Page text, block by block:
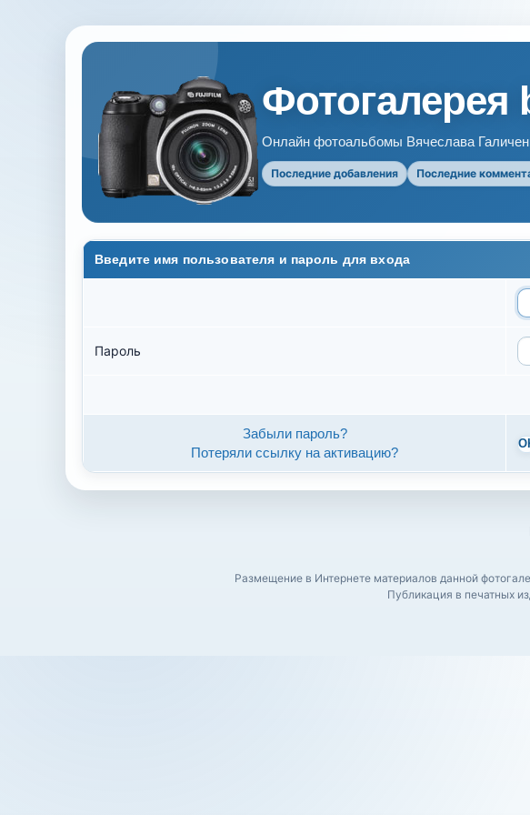
Фотогалерея
Онлайн фотоальбомы Вячеслава
Последние добавления Последние
Введите имя пользователя и пароль для входа
Пароль
Забыли пароль?
Потеряли ссылку на активацию?
Размещение в Интернете материалов данной
Публикация в печатных